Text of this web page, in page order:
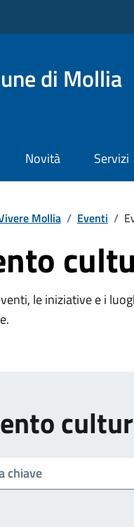
di Mollia
Novità Servizi
Mollia / Eventi /
le iniziative e i